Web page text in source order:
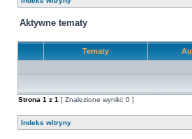
Aktywne tematy
Tematy
Strona 1 z 1 [ Znalezione wyniki: 0 ]
Indeks witryny